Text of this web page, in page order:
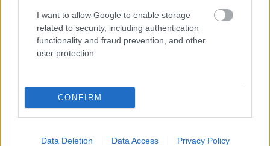
I want to allow Google to enable storage
related to security, including authentication
functionality and fraud prevention, and other
user protection.
CONFIRM
Data Deletion Data Access Privacy Policy